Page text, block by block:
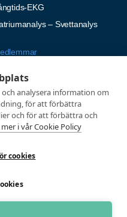
analysera information om
för att förbättra
och för att förbättra och
mer i vår Cookie Policy
cookies
EKG
– Svettanalys
sidor
frågor